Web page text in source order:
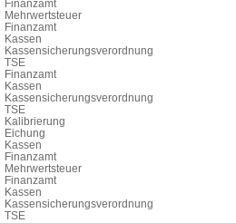
Finanzamt
Mehrwertsteuer
Finanzamt
Kassen
Kassensicherungsverordnung
TSE
Finanzamt
Kassen
Kassensicherungsverordnung
TSE
Kalibrierung
Eichung
Kassen
Finanzamt
Mehrwertsteuer
Finanzamt
Kassen
Kassensicherungsverordnung
TSE